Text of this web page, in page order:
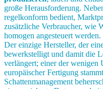
große Herausforderung.
regelkonform bedient,
zusätzliche Verbraucher, wie
homogen angesteuert werden.
Der einzige Hersteller, der
bewerkstelligt und damit die
verlängert; einer der wenigen
europäischer Fertigung
Schattenmanagement